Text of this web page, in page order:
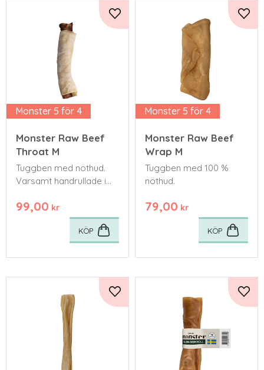
Monster 5 för 4
Monster Raw Beef
Throat M
Tuggben med nöthud.
Varsamt handrullade i
matstrupe.
99,00 kr
Lägg till i favoriter
KÖP
Monster 5 för 4
Monster Raw Beef
Wrap M
​Tuggben med 100 %
nöthud.
79,00 kr
KÖP
Lägg till i favoriter